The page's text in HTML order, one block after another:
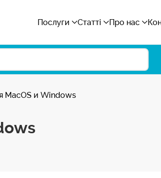
Послуги Статті Про нас
MacOS и Windows